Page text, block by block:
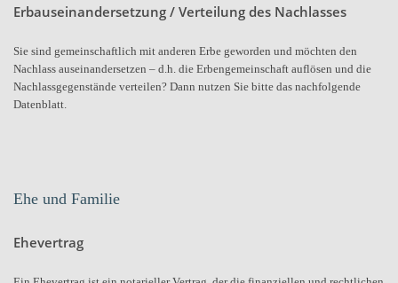
Erbauseinandersetzung / Verteilung des Nachlasses
Sie sind gemeinschaftlich mit anderen Erbe geworden und möchten den
Nachlass auseinandersetzen – d.h. die Erbengemeinschaft auflösen und die
Nachlassgegenstände verteilen? Dann nutzen Sie bitte das nachfolgende
Datenblatt.
Ehe und Familie
Ehevertrag